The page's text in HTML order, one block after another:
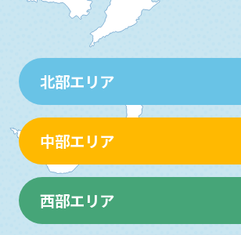
北部エリア
中部エリア
西部エリア